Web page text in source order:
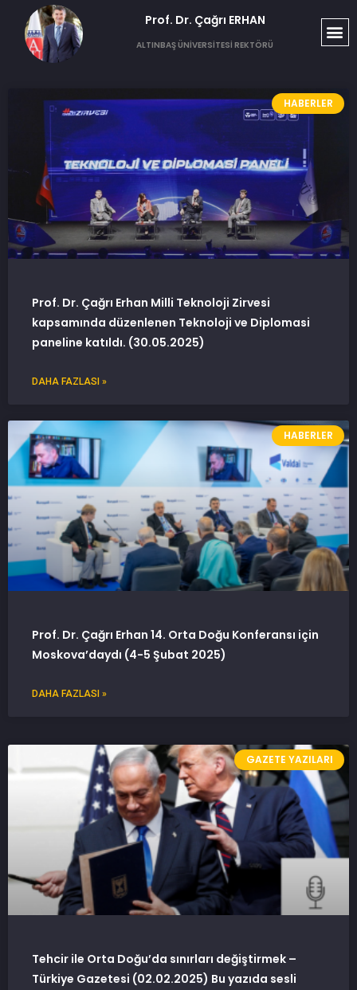
Prof. Dr. Çağrı ERHAN​
ALTINBAŞ ÜNİVERSİTESİ REKTÖRÜ
HABERLER
Prof. Dr. Çağrı Erhan Milli Teknoloji Zirvesi
kapsamında düzenlenen Teknoloji ve Diplomasi
paneline katıldı. (30.05.2025)
DAHA FAZLASI »
HABERLER
Prof. Dr. Çağrı Erhan 14. Orta Doğu Konferansı için
Moskova’daydı (4-5 Şubat 2025)
DAHA FAZLASI »
GAZETE YAZILARI
Tehcir ile Orta Doğu’da sınırları değiştirmek –
Türkiye Gazetesi (02.02.2025) Bu yazıda sesli